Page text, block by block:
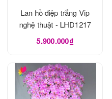
Lan hồ điệp trắng Vip
nghệ thuật - LHD1217
5.900.000₫